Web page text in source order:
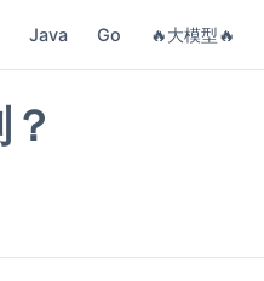
Java Go 🔥大模型🔥